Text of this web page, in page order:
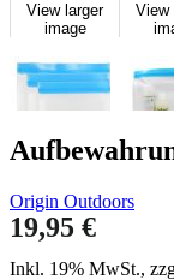
View larger
image
View
Origin Outdoors
19,95 €
Inkl. 19% MwSt.,